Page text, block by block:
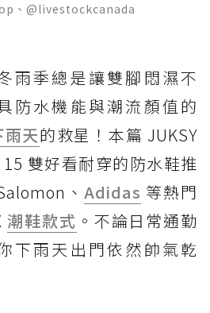
、@livestockcanada
雨季總是讓雙腳悶濕不
防水機能與潮流顏值的
雨天的救星！本篇 JUKSY
雙好看耐穿的防水鞋推
、Adidas 等熱門
潮鞋款式 。不論日常通勤
下雨天出門依然帥氣乾